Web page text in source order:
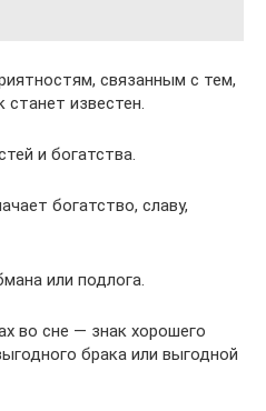
связанным с тем,
станет известен.
и богатства.
богатство, славу,
или подлога.
во сне — знак хорошего
брака или выгодной